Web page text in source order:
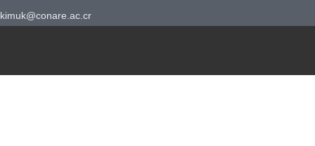
kimuk@conare.ac.cr